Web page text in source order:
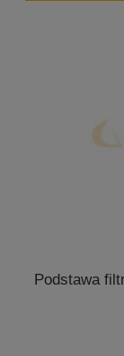
Podstawa